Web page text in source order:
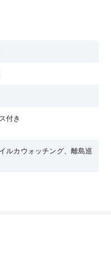
付き
ルカウォッチング、離島巡